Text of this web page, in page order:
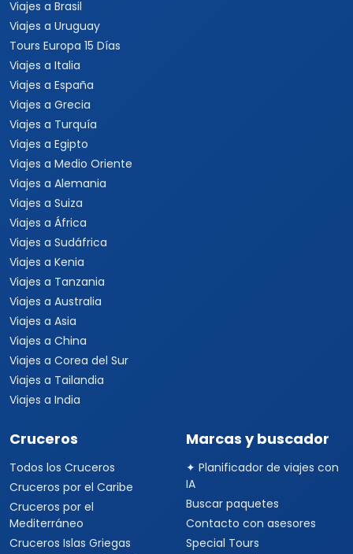
Viajes a Brasil
Viajes a Uruguay
Tours Europa 15 Días
Viajes a Italia
Viajes a España
Viajes a Grecia
Viajes a Turquía
Viajes a Egipto
Viajes a Medio Oriente
Viajes a Alemania
Viajes a Suiza
Viajes a África
Viajes a Sudáfrica
Viajes a Kenia
Viajes a Tanzania
Viajes a Australia
Viajes a Asia
Viajes a China
Viajes a Corea del Sur
Viajes a Tailandia
Viajes a India
Cruceros
Todos los Cruceros
Cruceros por el Caribe
Cruceros por el
Mediterráneo
Cruceros Islas Griegas
Marcas y buscador
✦ Planificador de viajes con
IA
Buscar paquetes
Contacto con asesores
Special Tours